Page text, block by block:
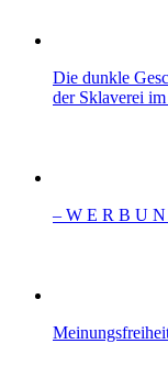
Die dunkle
der Sklaverei
– W Ε R Β U Ν